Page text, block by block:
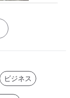
ビジネス